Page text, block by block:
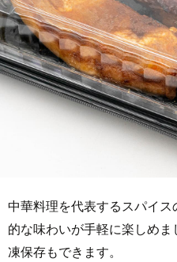
中華料理を代表するスパイス
的な味わいが手軽に楽しめ
凍保存もできます。